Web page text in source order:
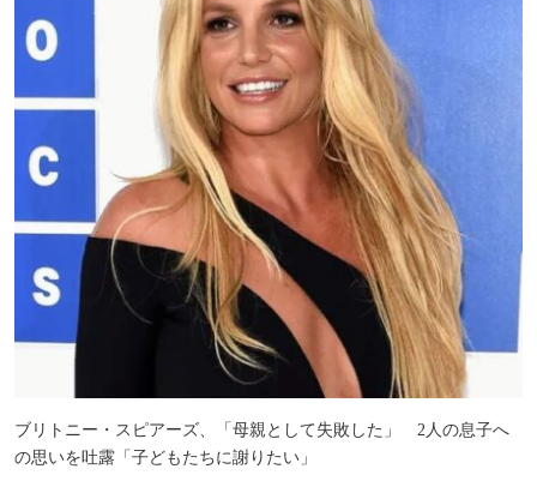
ブリトニー・スピアーズ、「母親として失敗した」 2人の息子へ
の思いを吐露「子どもたちに謝りたい」